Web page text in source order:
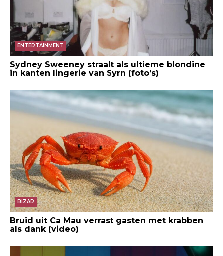
ENTERTAINMENT
Sydney Sweeney straalt als ultieme blondine
in kanten lingerie van Syrn (foto’s)
BIZAR
Bruid uit Ca Mau verrast gasten met krabben
als dank (video)